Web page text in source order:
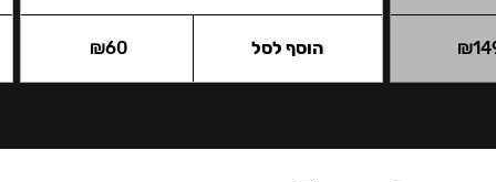
₪
₪60 הוסף לסל